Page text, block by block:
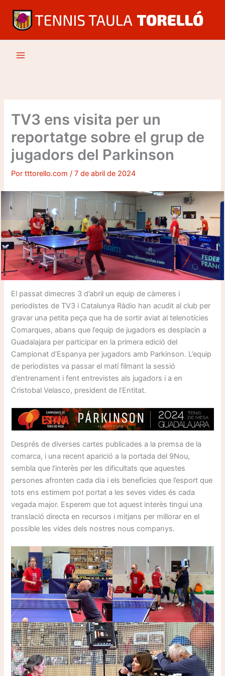
contenido
TV3 ens visita per un
reportatge sobre el grup de
jugadors del Parkinson
Portttorello.com/7 de abril de 2024
El passat dimecres 3 d’abril un equip de càmeres i
periodistes de TV3 i Catalunya Ràdio han acudit al club per
gravar una petita peça que ha de sortir aviat al telenotícies
Comarques, abans que l’equip de jugadors es desplacin a
Guadalajara per participar en la primera edició del
Campionat d’Espanya per jugadors amb Parkinson. L’equip
de periodistes va passar el matí filmant la sessió
d’entrenament i fent entrevistes als jugadors i a en
Cristobal Velasco, president de l’Entitat.
Després de diverses cartes publicades a la premsa de la
comarca, i una recent aparició a la portada del 9Nou,
sembla que l’interès per les dificultats que aquestes
persones afronten cada dia i els beneficies que l’esport que
tots ens estimem pot portat a les seves vides és cada
vegada major. Esperem que tot aquest interès tingui una
translació directa en recursos i mitjans per millorar en el
possible les vides dels nostres nous companys.